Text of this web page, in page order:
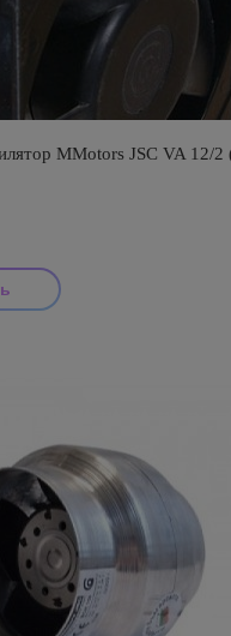
MMotors JSC VA 12/